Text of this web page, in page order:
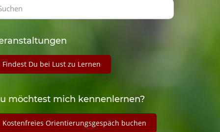
Findest Du bei Lust zu Lernen
möchtest mich kennenlernen?
Kostenfreies Orientierungsgespäch buchen